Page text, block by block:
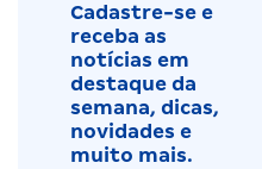
Cadastre-se e
receba as
notícias em
destaque da
semana, dicas,
novidades e
muito mais.